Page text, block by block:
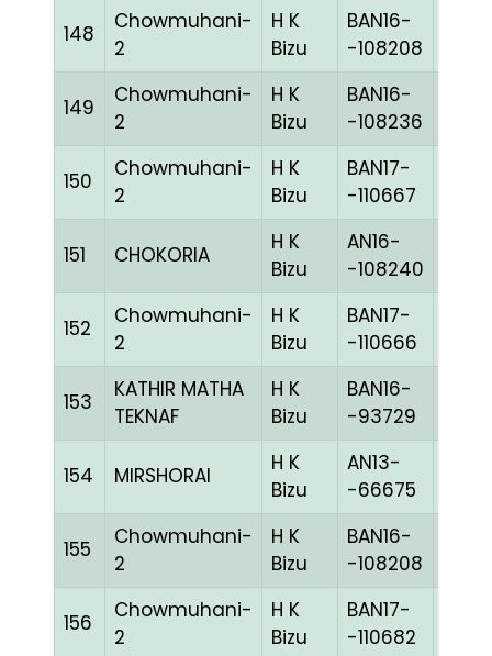
148
Chowmuhani-
2
H K
Bizu
BAN16-
-108208
149
Chowmuhani-
2
H K
Bizu
BAN16-
-108236
150
Chowmuhani-
2
H K
Bizu
BAN17-
-110667
151 CHOKORIA
H K
Bizu
AN16-
-108240
152
Chowmuhani-
2
H K
Bizu
BAN17-
-110666
153
KATHIR MATHA
TEKNAF
H K
Bizu
BAN16-
-93729
154 MIRSHORAI
H K
Bizu
AN13-
-66675
155
Chowmuhani-
2
H K
Bizu
BAN16-
-108208
156
Chowmuhani-
2
H K
Bizu
BAN17-
-110682